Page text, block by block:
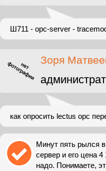
Ш711 - opc-server -
Зоря
как опросить lectus opc
Минут пять рылся
сервер и его цена
надо. Понимаете,